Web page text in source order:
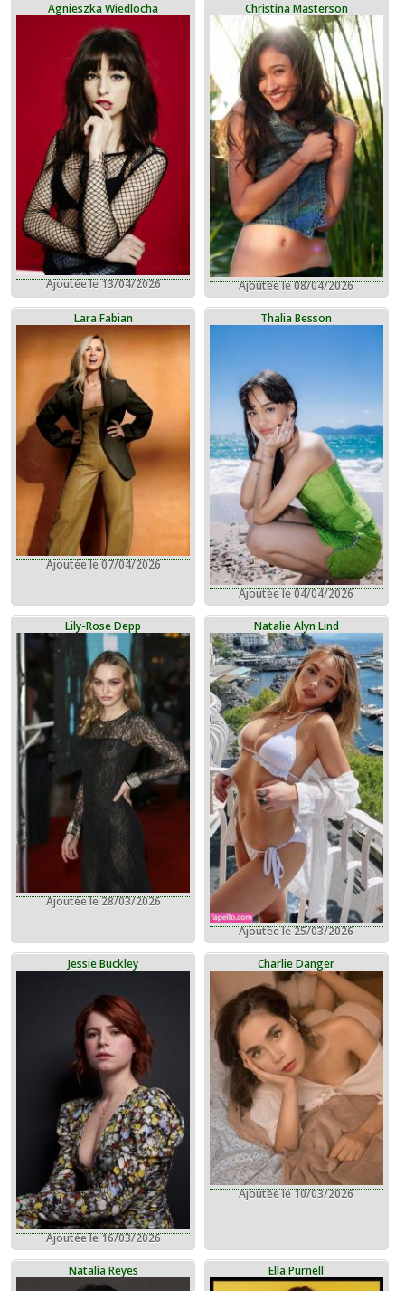
Agnieszka Wiedlocha
Ajoutée le 13/04/2026
Christina Masterson
Ajoutée le 08/04/2026
Lara Fabian
Ajoutée le 07/04/2026
Thalia Besson
Ajoutée le 04/04/2026
Lily-Rose Depp
Ajoutée le 28/03/2026
Natalie Alyn Lind
Ajoutée le 25/03/2026
Jessie Buckley
Ajoutée le 16/03/2026
Charlie Danger
Ajoutée le 10/03/2026
Natalia Reyes Ella Purnell